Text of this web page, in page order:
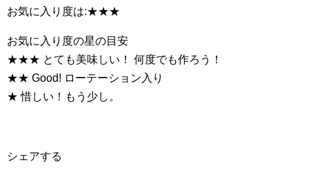
お気に入り度は:★★★
お気に入り度の星の目安
★★★ とても美味しい！ 何度でも作ろう！
★★ Good! ローテーション入り
★ 惜しい！もう少し。
シェアする